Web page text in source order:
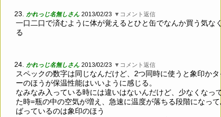
23. かれっじ名無しさん 2013/02/23 ▼コメント返信
一口二口で済むように体が覚えるとひと缶でなんか買う気な
る
24. かれっじ名無しさん 2013/02/23 ▼コメント返信
スペックの数字は同じなんだけど、2つ同時に使うと象印か
ーのほうが保温性能はいいように感じる。
なみなみ入っている時には違いはないんだけど、少なくなっ
た時=瓶の中の空気が増え、急速に温度が落ちる段階になっ
ばっているのは象印のほう